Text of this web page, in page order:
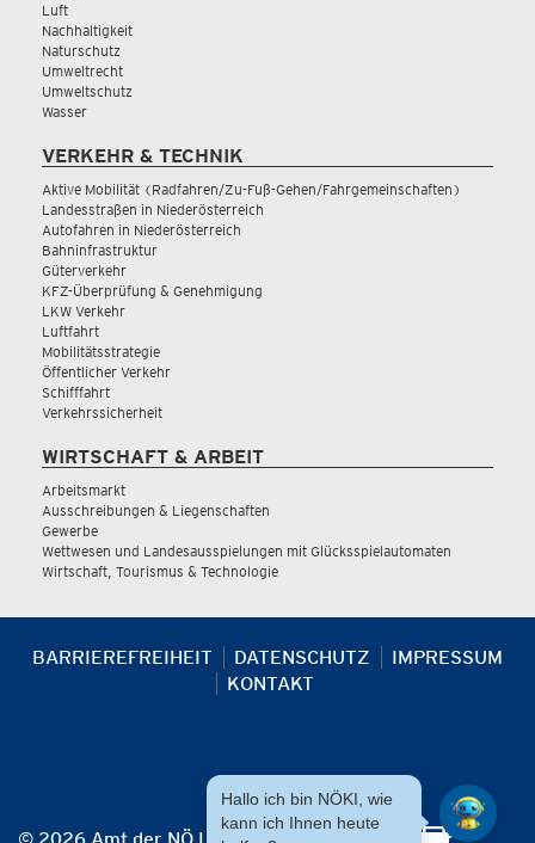
Luft
Nachhaltigkeit
Naturschutz
Umweltrecht
Umweltschutz
Wasser
VERKEHR & TECHNIK
Aktive Mobilität (Radfahren/Zu-Fuß-Gehen/Fahrgemeinschaften)
Landesstraßen in Niederösterreich
Autofahren in Niederösterreich
Bahninfrastruktur
Güterverkehr
KFZ-Überprüfung & Genehmigung
LKW Verkehr
Luftfahrt
Mobilitätsstrategie
Öffentlicher Verkehr
Schifffahrt
Verkehrssicherheit
WIRTSCHAFT & ARBEIT
Arbeitsmarkt
Ausschreibungen & Liegenschaften
Gewerbe
Wettwesen und Landesausspielungen mit Glücksspielautomaten
Wirtschaft, Tourismus & Technologie
BARRIEREFREIHEIT DATENSCHUTZ
IMPRESSUM
KONTAKT
Hallo ich bin NÖKI, wie
kann ich Ihnen heute